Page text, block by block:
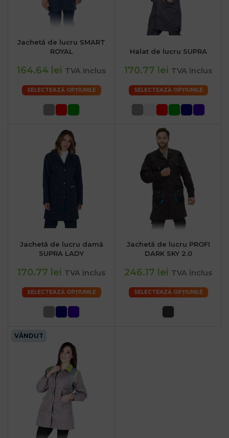
Jachetă de lucru SMART
ROYAL
164.64 lei TVA inclus
SELECTEAZĂ OPȚIUNILE
Halat de lucru SUPRA
170.77 lei TVA inclus
SELECTEAZĂ OPȚIUNILE
Jachetă de lucru damă
SUPRA LADY
170.77 lei TVA inclus
SELECTEAZĂ OPȚIUNILE
Jachetă de lucru PROFI
DARK SKY 2.0
246.17 lei TVA inclus
SELECTEAZĂ OPȚIUNILE
VÂNDUT